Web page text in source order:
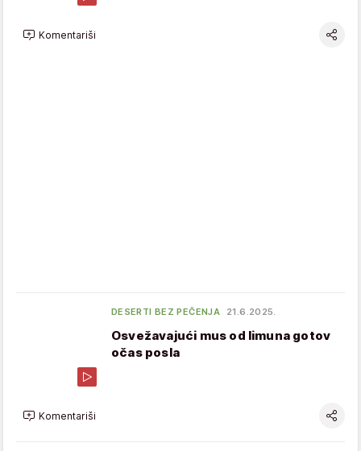
Komentariši
DESERTI BEZ PEČENJA 21.6.2025.
Osvežavajući mus od limuna gotov
očas posla
Komentariši